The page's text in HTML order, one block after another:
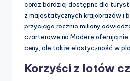
coraz bardziej dostępna dla
z majestatycznych krajobrazów i
przyciąga rocznie miliony
czarterowe na Maderę oferują nie
ceny, ale także elastyczność w
Korzyści z lotów